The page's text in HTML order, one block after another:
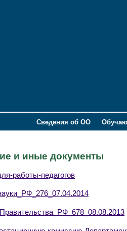
Сведения об ОО
и иные документы
работы-педагогов